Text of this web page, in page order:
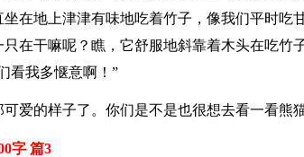
在地上津津有味地吃着竹子，像我们平时吃
在干嘛呢？瞧，它舒服地斜靠着木头在吃竹
看我多惬意啊！”
爱的样子了。你们是不是也很想去看一看熊
字 篇3